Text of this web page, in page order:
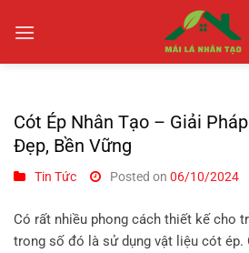
Cót Ép Nhân Tạo – Giải
Đẹp, Bền Vững
Tin Tức Posted on 06/10/2024
Có rất nhiều phong cách thiết kế cho
trong số đó là sử dụng vật liệu cót ép.